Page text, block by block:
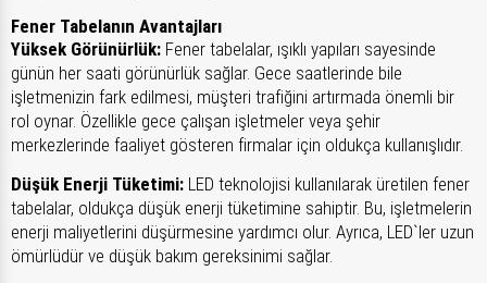
Fener Tabelanın Avantajları
Yüksek Görünürlük: Fener tabelalar, ışıklı yapıları sayesinde
günün her saati görünürlük sağlar. Gece saatlerinde bile
işletmenizin fark edilmesi, müşteri trafiğini artırmada önemli bir
rol oynar. Özellikle gece çalışan işletmeler veya şehir
merkezlerinde faaliyet gösteren firmalar için oldukça kullanışlıdır.
Düşük Enerji Tüketimi: LED teknolojisi kullanılarak üretilen fener
tabelalar, oldukça düşük enerji tüketimine sahiptir. Bu, işletmelerin
enerji maliyetlerini düşürmesine yardımcı olur. Ayrıca, LED`ler uzun
ömürlüdür ve düşük bakım gereksinimi sağlar.